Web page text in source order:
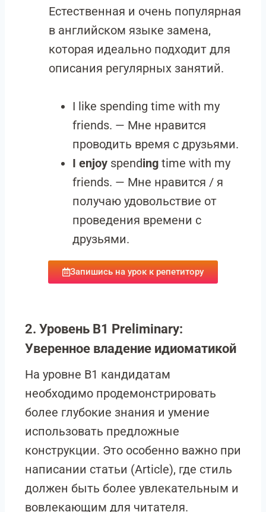
Естественная и очень популярная
в английском языке замена,
которая идеально подходит для
описания регулярных занятий.
I like spending time with my
friends. — Мне нравится
проводить время с друзьями.
I enjoy spending time with my
friends. — Мне нравится / я
получаю удовольствие от
проведения времени с
друзьями.
Запишись на урок к репетитору
2. Уровень B1 Preliminary:
Уверенное владение идиоматикой
На уровне B1 кандидатам
необходимо продемонстрировать
более глубокие знания и умение
использовать предложные
конструкции. Это особенно важно при
написании статьи (Article), где стиль
должен быть более увлекательным и
вовлекающим для читателя.